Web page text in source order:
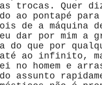
trocas. Quer
ao pontapé
de a máquina
dar por mim a
do que por
ao infinito,
no homem e
assunto